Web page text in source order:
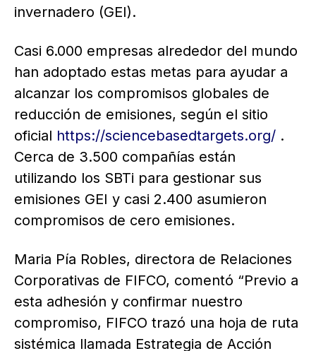
invernadero (GEI).
Casi 6.000 empresas alrededor del mundo
han adoptado estas metas para ayudar a
alcanzar los compromisos globales de
reducción de emisiones, según el sitio
oficial https://sciencebasedtargets.org/ .
Cerca de 3.500 compañías están
utilizando los SBTi para gestionar sus
emisiones GEI y casi 2.400 asumieron
compromisos de cero emisiones.
Maria Pía Robles, directora de Relaciones
Corporativas de FIFCO, comentó “Previo a
esta adhesión y confirmar nuestro
compromiso, FIFCO trazó una hoja de ruta
sistémica llamada Estrategia de Acción